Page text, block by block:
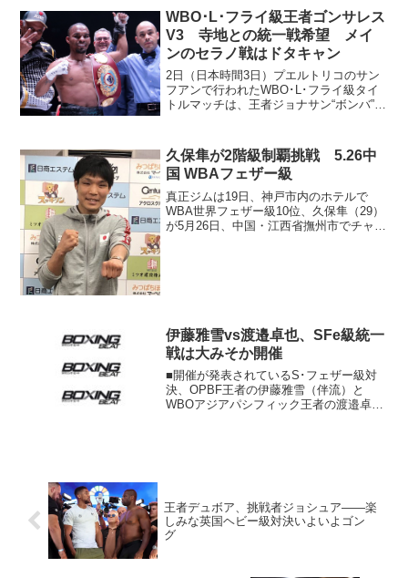
行われ、上り坂にある黒田がベテランの
家住を８ラウンドＴＫ...
WBO･L･フライ級王者ゴンサレス
V3 寺地との統一戦希望 メイ
ンのセラノ戦はドタキャン
2日（日本時間3日）プエルトリコのサン
フアンで行われたWBO･L･フライ級タイ
トルマッチは、王者ジョナサン“ボンバ”ゴ
コ）に3-0判定勝ち。22年11月の岩田翔吉
（帝拳）...
久保隼が2階級制覇挑戦 5.26中
国 WBAフェザー級
真正ジムは19日、神戸市内のホテルで
WBA世界フェザー級10位、久保隼（29）
が5月26日、中国・江西省撫州市でチャン
伊藤雅雪vs渡邉卓也、SFe級統一
戦は大みそか開催
■開催が発表されているS･フェザー級対
決、OPBF王者の伊藤雅雪（伴流）と
WBOアジアパシフィック王者の渡邉卓也
王者デュボア、挑戦者ジョシュア――楽
しみな英国ヘビー級対決いよいよゴン
グ